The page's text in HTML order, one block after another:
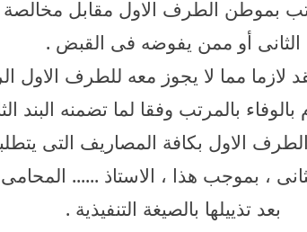
بموطن الطرف الاول مقابل
الثانى أو ممن يفوضه فى القبض .
لازما مما لا يجوز معه للطرف الاول
بالوفاء بالمرتب وفقا لما تضمنه البند
الاول بكافة المصاريف التى
، بموجب هذا ، الاستاذ ......
بعد تذييلها بالصيغة التنفيذية .